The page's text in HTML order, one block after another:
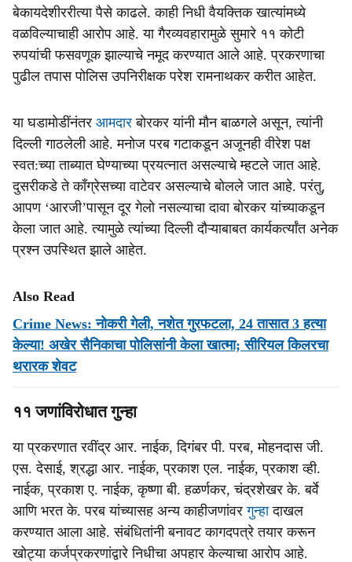
बेकायदेशीररीत्या पैसे काढले. काही निधी वैयक्तिक खात्यांमध्ये
वळविल्याचाही आरोप आहे. या गैरव्यवहारामुळे सुमारे ११ कोटी
रुपयांची फसवणूक झाल्याचे नमूद करण्यात आले आहे. प्रकरणाचा
पुढील तपास पोलिस उपनिरीक्षक परेश रामनाथकर करीत आहेत.
या घडामोडींनंतर आमदार बोरकर यांनी मौन बाळगले असून, त्‍यांनी
दिल्ली गाठलेली आहे. मनोज परब गटाकडून अजूनही वीरेश पक्ष
स्‍वत:च्‍या ताब्‍यात घेण्‍याच्‍या प्रयत्‍नात असल्‍याचे म्‍हटले जात आहे.
दुसरीकडे ते काँग्रेसच्‍या वाटेवर असल्‍याचे बोलले जात आहे. परंतु,
आपण ‘आरजी’पासून दूर गेलो नसल्‍याचा दावा बोरकर यांच्‍याकडून
केला जात आहे. त्‍यामुळे त्‍यांच्‍या दिल्ली दौऱ्याबाबत कार्यकर्त्यांत अनेक
प्रश्‍‍न उपस्‍थित झाले आहेत.
Also Read
Crime News: नोकरी गेली, नशेत गुरफटला, 24 तासात 3 हत्या
केल्या! अखेर सैनिकाचा पोलिसांनी केला खात्मा; सीरियल किलरचा
थरारक शेवट
११ जणांविरोधात गुन्हा
या प्रकरणात रवींद्र आर. नाईक, दिगंबर पी. परब, मोहनदास जी.
एस. देसाई, श्रद्धा आर. नाईक, प्रकाश एल. नाईक, प्रकाश व्ही.
नाईक, प्रकाश ए. नाईक, कृष्णा बी. हळर्णकर, चंद्रशेखर के. बर्वे
आणि भरत के. परब यांच्यासह अन्य काहीजणांवर गुन्हादाखल
करण्यात आला आहे. संबंधितांनी बनावट कागदपत्रे तयार करून
खोट्या कर्जप्रकरणांद्वारे निधीचा अपहार केल्याचा आरोप आहे.